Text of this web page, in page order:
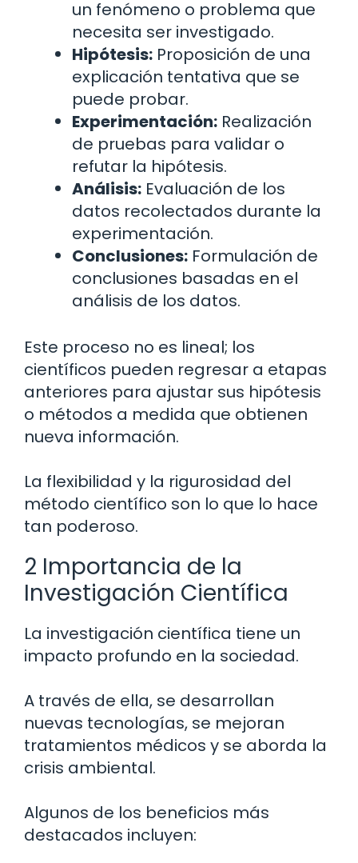
un fenómeno o problema que
necesita ser investigado.
Hipótesis: Proposición de una
explicación tentativa que se
puede probar.
Experimentación: Realización
de pruebas para validar o
refutar la hipótesis.
Análisis: Evaluación de los
datos recolectados durante la
experimentación.
Conclusiones: Formulación de
conclusiones basadas en el
análisis de los datos.
Este proceso no es lineal; los
científicos pueden regresar a etapas
anteriores para ajustar sus hipótesis
o métodos a medida que obtienen
nueva información.
La flexibilidad y la rigurosidad del
método científico son lo que lo hace
tan poderoso.
2 Importancia de la
Investigación Científica
La investigación científica tiene un
impacto profundo en la sociedad.
A través de ella, se desarrollan
nuevas tecnologías, se mejoran
tratamientos médicos y se aborda la
crisis ambiental.
Algunos de los beneficios más
destacados incluyen: